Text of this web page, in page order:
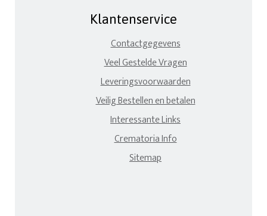
Klantenservice
Contactgegevens
Veel Gestelde Vragen
Leveringsvoorwaarden
Veilig Bestellen en betalen
Interessante Links
Crematoria Info
Sitemap